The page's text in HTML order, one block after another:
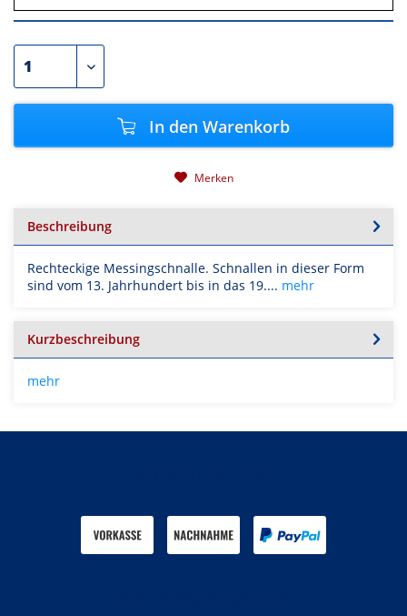
In den Warenkorb
Merken
Beschreibung
Rechteckige Messingschnalle. Schnallen in dieser Form
sind vom 13. Jahrhundert bis in das 19.... mehr
Kurzbeschreibung
mehr